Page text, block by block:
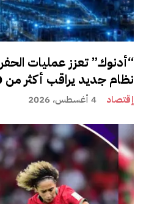
“أدنوك” تعزز عمليات
نظام جديد يراقب أكثر من 120 منصة
إقتصاد 4 أغسطس، 2026